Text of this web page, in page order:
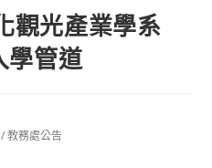
觀光產業學系
學管道
/教務處公告